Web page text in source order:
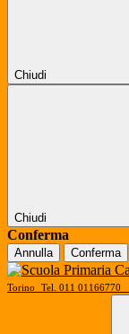
Chiudi
Chiudi
Conferma
Annulla Conferma
Torino
Tel. 011 01166770